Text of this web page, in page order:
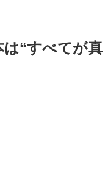
“すべてが真